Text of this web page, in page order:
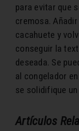
para evitar que
cremosa.
cacahuete y
conseguir la
deseada. Se
al congelador
se solidifique
Artículos